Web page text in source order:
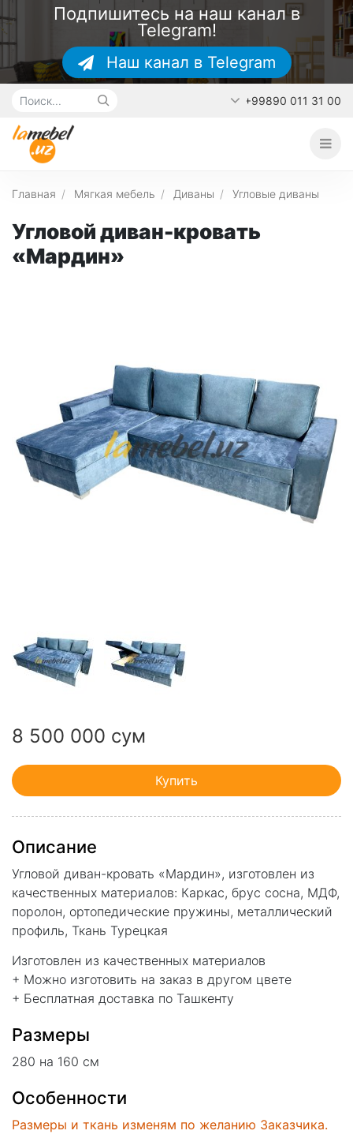
Подпишитесь на наш канал в
Telegram!
Наш канал в Telegram
Наши работы
+99890 011 31 00
Главная Мягкая мебель Диваны Угловые диваны
Угловой диван-кровать
«Мардин»
8 500 000 сум
Купить
Описание
Угловой диван-кровать «Мардин», изготовлен из
качественных материалов: Каркас, брус сосна, МДФ,
поролон, ортопедические пружины, металлический
профиль, Ткань Турецкая
Изготовлен из качественных материалов
+ Можно изготовить на заказ в другом цвете
+ Бесплатная доставка по Ташкенту
Размеры
280 на 160 см
Особенности
Размеры и ткань изменям по желанию Заказчика.